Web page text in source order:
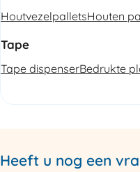
HoutvezelpalletsHouten
Tape
Tape dispenserBedrukte
Heeft u nog een